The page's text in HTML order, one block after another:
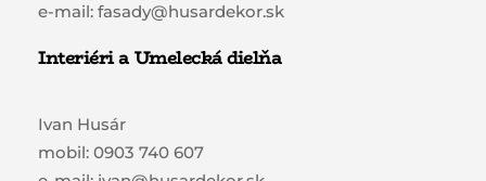
e-mail: fasady@husardekor.sk
Interiéri a Umelecká dielňa
Ivan Husár
mobil: 0903 740 607